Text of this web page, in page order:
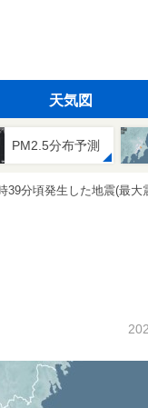
天気図
PM2.5分布予測
39分頃発生した地震(最大